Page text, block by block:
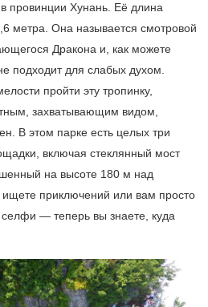
провинции Хунань. Её длина
метра. Она называется смотровой
Дракона и, как можете
подходит для слабых духом.
пройти эту тропинку,
захватывающим видом,
В этом парке есть целых три
включая стеклянный мост
на высоте 180 м над
приключений или вам просто
селфи — теперь вы знаете, куда